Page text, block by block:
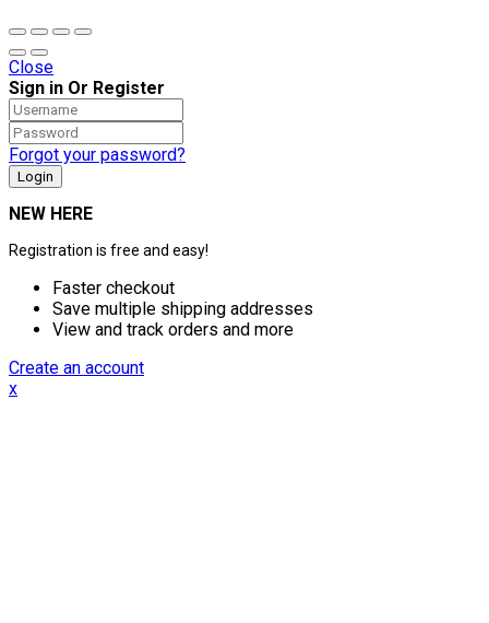
Close
Sign in Or Register
Forgot your password?
NEW HERE
Registration is free and easy!
Faster checkout
Save multiple shipping addresses
View and track orders and more
Create an account
x